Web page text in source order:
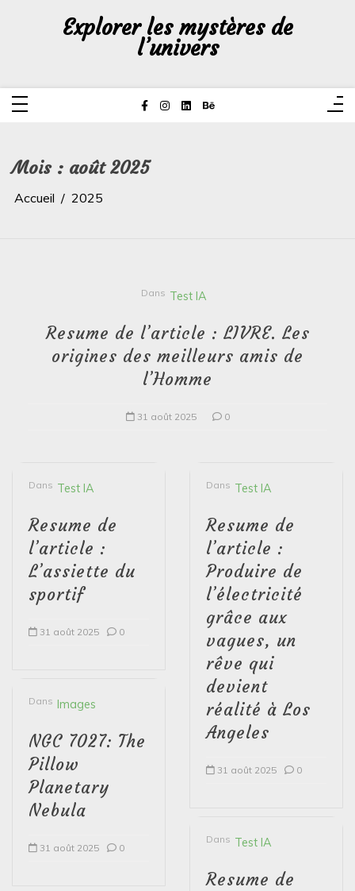
Explorer les mystères de
l’univers
Mois : août 2025
Accueil 2025
Dans Test IA
Resume de l’article : LIVRE. Les
origines des meilleurs amis de
l’Homme
31 août 2025 0
Dans Test IA
Resume de
l’article :
L’assiette du
sportif
31 août 2025 0
Dans Images
NGC 7027: The
Pillow
Planetary
Nebula
31 août 2025 0
Dans Test IA
Resume de
l’article :
Produire de
l’électricité
grâce aux
vagues, un
rêve qui
devient
réalité à Los
Angeles
31 août 2025 0
Dans Test IA
Resume de